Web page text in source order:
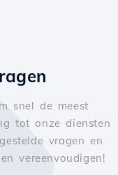
snel de meest
tot onze diensten
vragen en
vereenvoudigen!